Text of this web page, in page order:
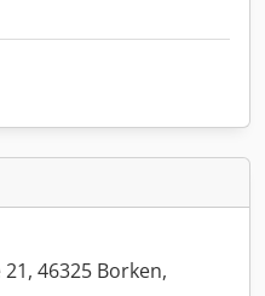
46325 Borken,